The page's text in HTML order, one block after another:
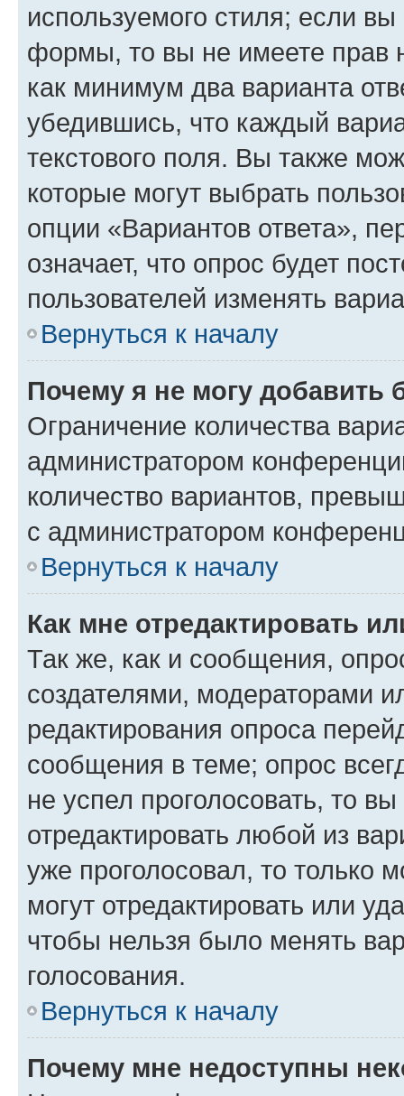
используемого стиля; если
формы, то вы не имеете прав
как минимум два варианта
убедившись, что каждый
текстового поля. Вы также
которые могут выбрать
опции «Вариантов ответа»,
означает, что опрос будет
пользователей изменять
Вернуться к началу
Почему я не могу добавить
Ограничение количества
администратором
количество вариантов,
с администратором
Вернуться к началу
Как мне отредактировать
Так же, как и сообщения,
создателями, модераторами
редактирования опроса
сообщения в теме; опрос
не успел проголосовать, то
отредактировать любой из
уже проголосовал, то только
могут отредактировать или
чтобы нельзя было менять
голосования.
Вернуться к началу
Почему мне недоступны